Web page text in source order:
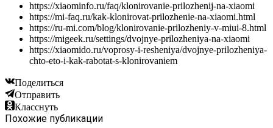
https://xiaominfo.ru/faq/klonirovanie-prilozhenij-na-xiaomi
https://mi-faq.ru/kak-klonirovat-prilozhenie-na-xiaomi.html
https://ru-mi.com/blog/klonirovanie-prilozheniy-v-miui-8.html
https://migeek.ru/settings/dvojnye-prilozheniya-na-xiaomi
https://xiaomido.ru/voprosy-i-resheniya/dvojnye-prilozheniya-
chto-eto-i-kak-rabotat-s-klonirovaniem
Поделиться
Отправить
Класснуть
Похожие публикации